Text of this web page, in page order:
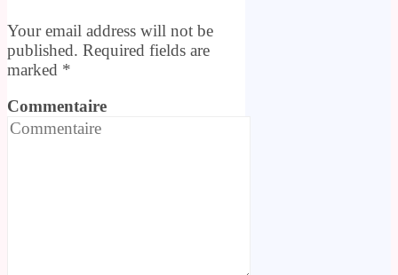
Your email address will not be
published. Required fields are
marked *
Commentaire